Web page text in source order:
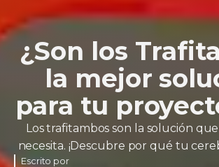
¿Son los
la mejor
para tu
Los trafitambos son la solución
necesita. ¡Descubre por qué tu
Escrito por